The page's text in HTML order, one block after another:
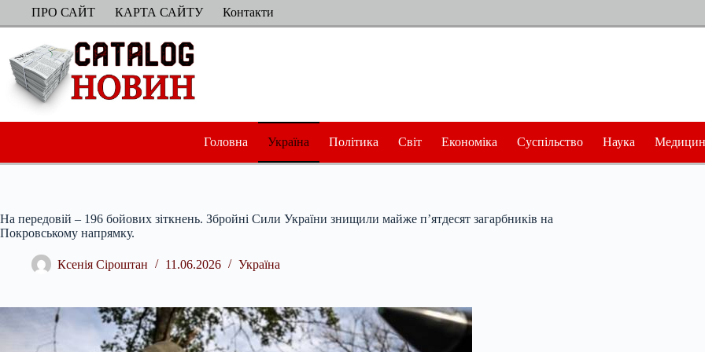
ПерейтиПРО САЙТ КАРТА САЙТУ Контакти
Головна Україна Політика Світ Економіка Суспільство Наука
На передовій – 196 бойових зіткнень. Збройні Сили України знищили майже п’ятдесят загарбників на
Покровському напрямку.
Ксенія Сіроштан 11.06.2026 Україна